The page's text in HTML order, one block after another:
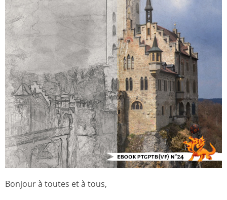
Bonjour à toutes et à tous,